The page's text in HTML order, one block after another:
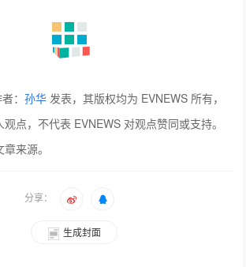
者：孙华 发表，其版权均为 EVNEWS 所有，
点，不代表 EVNEWS 对观点赞同或支持。
来源。
分享：
生成封面